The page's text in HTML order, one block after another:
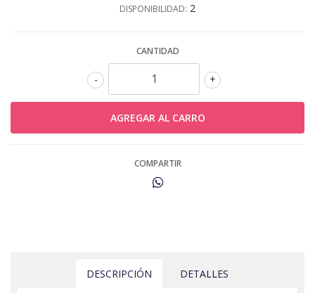
DISPONIBILIDAD: 2
CANTIDAD
+
-
COMPARTIR
DESCRIPCIÓN DETALLES